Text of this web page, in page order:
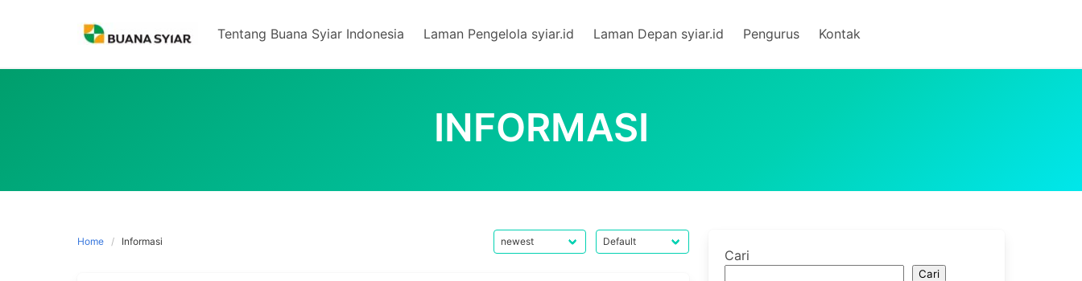
Tentang Buana Syiar Indonesia Laman Pengelola syiar.id Laman Depan syiar.id Pengurus Kontak
INFORMASI
Home Informasi
Cari
Cari